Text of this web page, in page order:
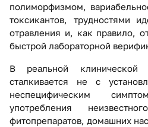
полиморфизмом,
токсикантов, трудностями
отравления и, как правило,
быстрой лабораторной
В реальной клинической
сталкивается не с
неспецифическим
употребления
фитопрепаратов, домашних